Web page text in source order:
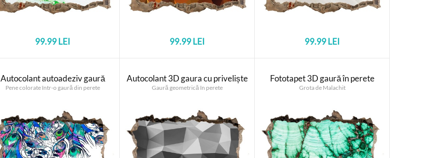
99.99 LEI 99.99 LEI 99.99 LEI
Autocolant autoadeziv gaură
Pene colorate într-o gaură din perete
Autocolant 3D gaura cu priveliște
Gaură geometrică în perete
Fototapet 3D gaură în perete
Grota de Malachit